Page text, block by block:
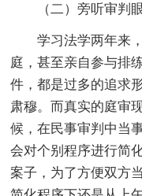
（二）旁听审判眼
学习法学两年来，
庭，甚至亲自参与排
件，都是过多的追求
肃穆。而真实的庭审
候，在民事审判中当
会对个别程序进行简
案子，为了方便双方